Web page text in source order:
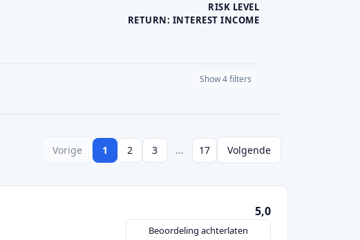
RISK LEVEL
RETURN: INTEREST INCOME
Show 4 filters
Vorige 1 2 3 ... 17 Volgende
5,0
Beoordeling achterlaten